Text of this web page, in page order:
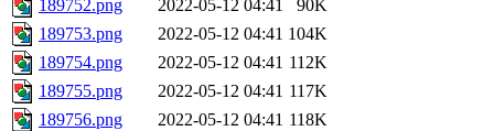
189752.png
2022-05-12 04:41
90K
189753.png
2022-05-12 04:41 104K
189754.png
2022-05-12 04:41 112K
189755.png
2022-05-12 04:41 117K
189756.png
2022-05-12 04:41 118K